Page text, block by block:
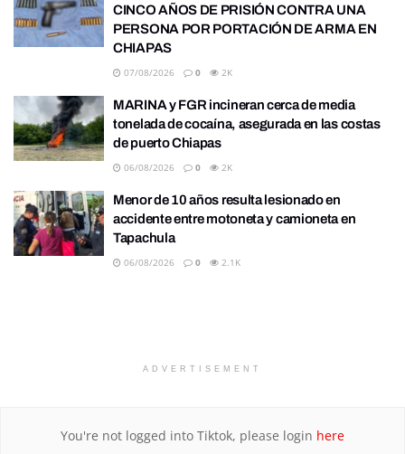
CINCO AÑOS DE PRISIÓN CONTRA UNA
PERSONA POR PORTACIÓN DE ARMA EN
CHIAPAS
07/08/2026 0 2K
MARINA y FGR incineran cerca de media
tonelada de cocaína, asegurada en las costas
de puerto Chiapas
06/08/2026 0 2K
Menor de 10 años resulta lesionado en
accidente entre motoneta y camioneta en
Tapachula
06/08/2026 0 2.1K
ADVERTISEMENT
You're not logged into Tiktok, please login here